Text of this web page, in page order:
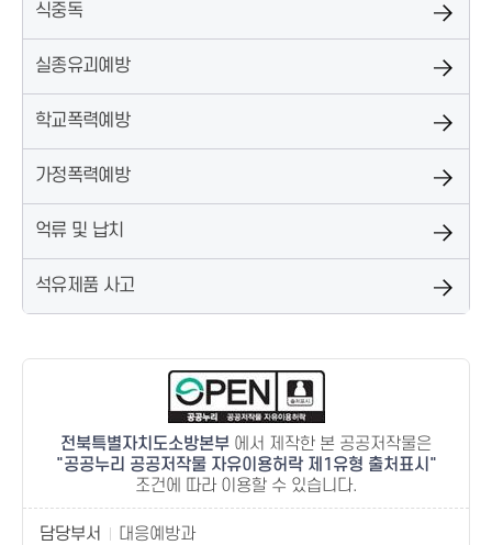
식중독
실종유괴예방
학교폭력예방
가정폭력예방
억류 및 납치
석유제품 사고
전북특별자치도소방본부 에서 제작한 본 공공저작물은
공공누리 공공저작물 자유이용허락 제1유형 출처표시
조건에 따라 이용할 수 있습니다.
담당부서
대응예방과